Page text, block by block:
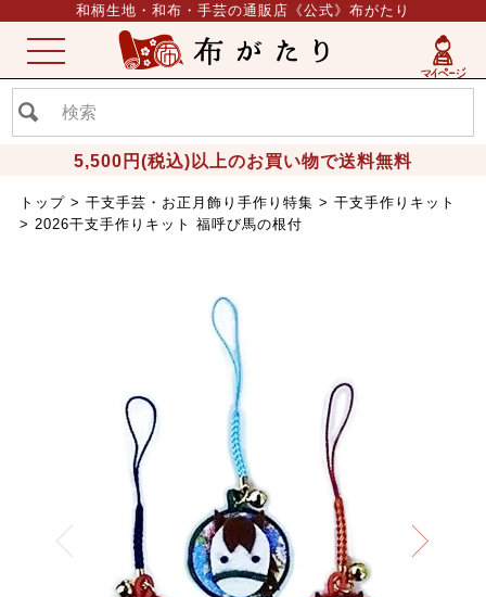
和柄生地・和布・手芸の通販店《公式》布がたり
5,500円(税込)以上のお買い物で送料無料
ME
NU
トップ 干支手芸・お正月飾り手作り特集
干支手作りキット
2026干支手作りキット 福呼び馬の根付